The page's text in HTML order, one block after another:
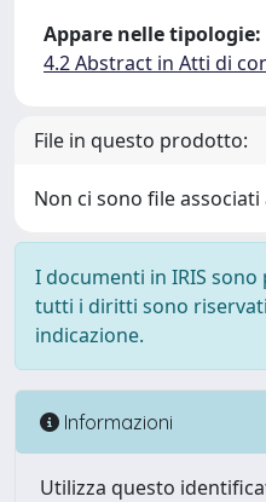
Appare nelle tipologie:
4.2 Abstract in Atti di
File in questo prodotto:
Non ci sono file
I documenti in IRIS
tutti i diritti sono
indicazione.
Informazioni
Utilizza questo